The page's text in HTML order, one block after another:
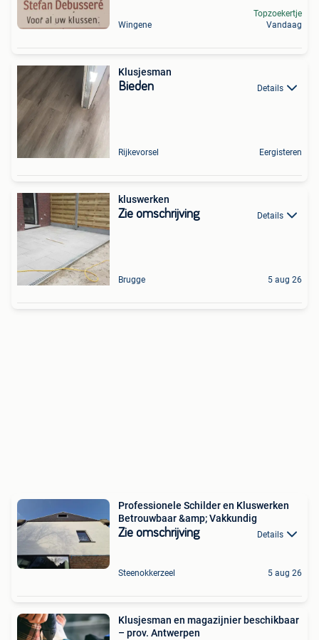
Wingene
Topzoekertje
Vandaag
Klusjesman
Bieden Details
Rijkevorsel Eergisteren
kluswerken
Zie omschrijving Details
Brugge 5 aug 26
Professionele Schilder en Kluswerken
Betrouwbaar &amp; Vakkundig
Zie omschrijving Details
Steenokkerzeel 5 aug 26
Klusjesman en magazijnier beschikbaar
– prov. Antwerpen